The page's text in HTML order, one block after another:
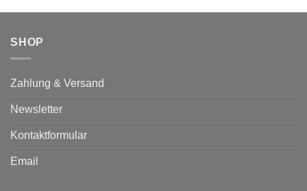
SHOP
Zahlung & Versand
Newsletter
Kontaktformular
Email